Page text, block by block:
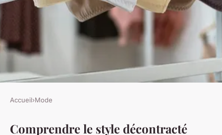
L'Ultime Guide du Style
Accueil›Mode
Comprendre le style décontracté